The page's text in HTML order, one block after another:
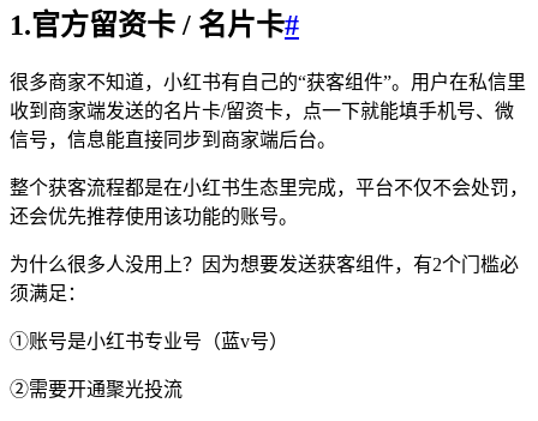
1.官方留资卡 / 名片卡#
很多商家不知道，小红书有自己的“获客组件”。用户在私信里
收到商家端发送的名片卡/留资卡，点一下就能填手机号、微
信号，信息能直接同步到商家端后台。
整个获客流程都是在小红书生态里完成，平台不仅不会处罚，
还会优先推荐使用该功能的账号。
为什么很多人没用上？因为想要发送获客组件，有2个门槛必
须满足：
①账号是小红书专业号（蓝v号）
②需要开通聚光投流